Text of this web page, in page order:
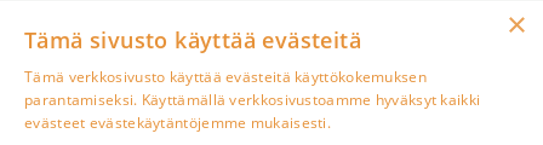
tutustutti eri tavoitetyyppeihin. Kuten
elämässä muutenkin – kukaan ei tee työtä
puolestasi, mutta oikeanlaisen tuen
kanssa se on niin paljon helpompaa. Ja
juuri sellaista tukea Mathilda tarjoaa.
×
Tämä sivusto käyttää evästeitä
Tämä verkkosivusto käyttää evästeitä käyttökokemuksen
parantamiseksi. Käyttämällä verkkosivustoamme hyväksyt kaikki
evästeet evästekäytäntöjemme mukaisesti.